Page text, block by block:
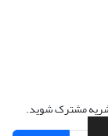
نشریه مشترک شوید.